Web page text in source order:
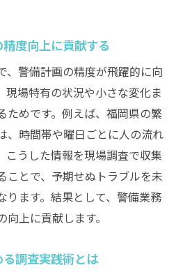
度向上に貢献する
、警備計画の精度が飛躍的に向
現場特有の状況や小さな変化ま
ためです。例えば、福岡県の繁
、時間帯や曜日ごとに人の流れ
こうした情報を現場調査で収集
ことで、予期せぬトラブルを未
ります。結果として、警備業務
上に貢献します。
調査実践術とは